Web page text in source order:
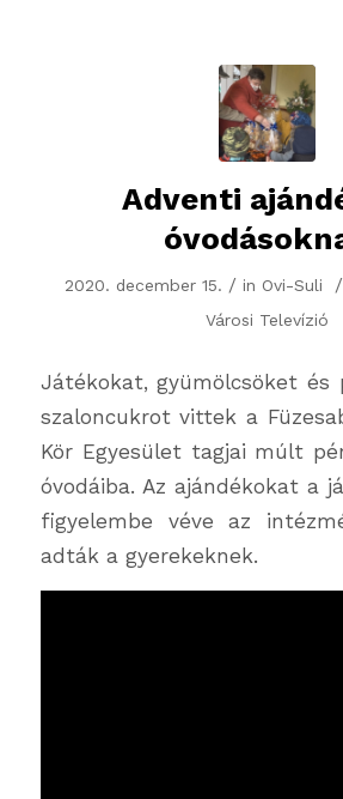
Adventi
2020. december 15. / in Ovi-Suli /
Városi Televízió
Játékokat, gyümölcsöket és
szaloncukrot vittek a
Kör Egyesület tagjai múlt
óvodáiba. Az ajándékokat a
figyelembe véve az
adták a gyerekeknek.